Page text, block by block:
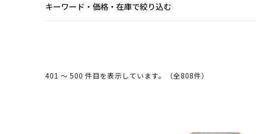
キーワード・価格・在庫で絞り込む
401 ～ 500 件目を表示しています。（全808件）